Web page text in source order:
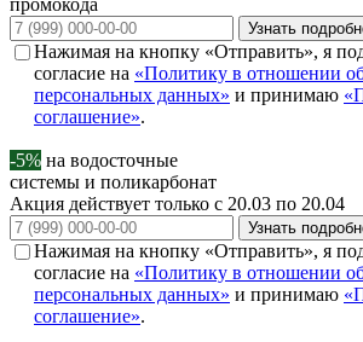
промокода
Узнать
Нажимая на кнопку «Отправить», я
согласие на «Политику в отношении
персональных данных» и принимаю
соглашение».
-5% на водосточные
системы и поликарбонат
Акция действует только с 20.03 по 20.04
Узнать
Нажимая на кнопку «Отправить», я
согласие на «Политику в отношении
персональных данных» и принимаю
соглашение».